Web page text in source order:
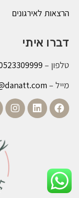
הרצאות לאירגונים
דברו איתי
טלפון –
מייל –